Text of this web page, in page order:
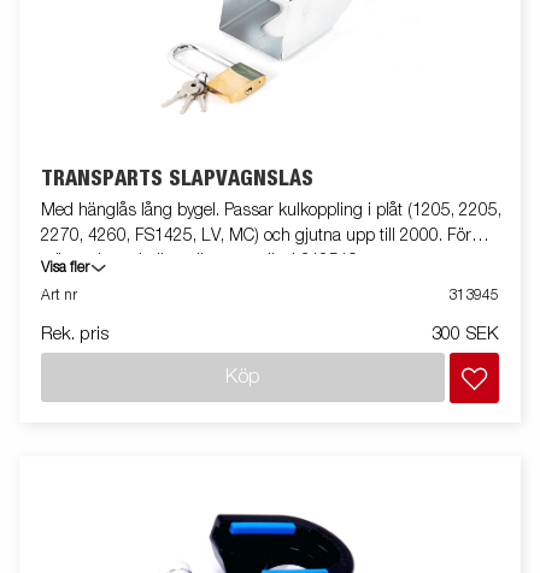
TRANSPARTS SLÄPVAGNSLÅS
Med hänglås lång bygel. Passar kulkoppling i plåt (1205, 2205,
2270, 4260, FS1425, LV, MC) och gjutna upp till 2000. För
större gjutna kulkopplingar använd 312519.
Visa fler
Art nr
313945
Rek. pris 300 SEK
Köp